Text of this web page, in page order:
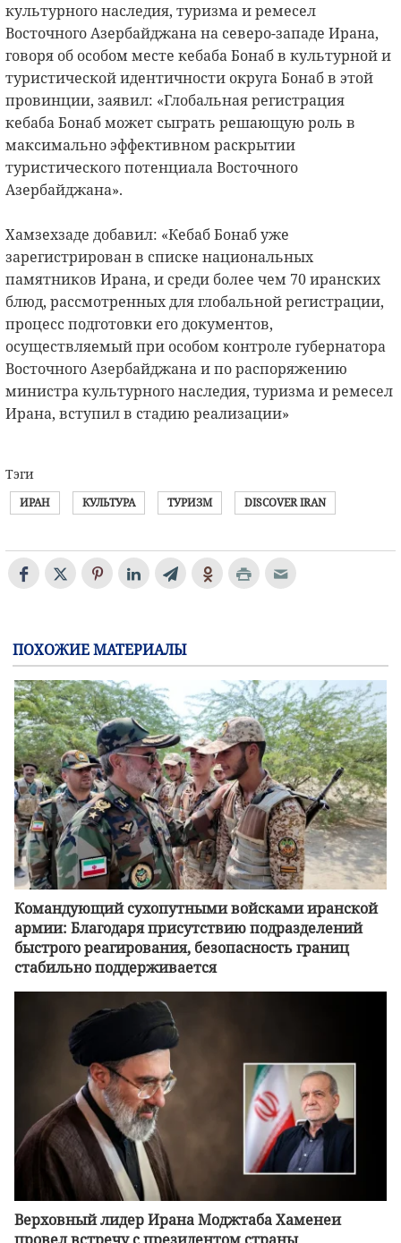
культурного наследия, туризма и ремесел
Восточного Азербайджана на северо-западе Ирана,
говоря об особом месте кебаба Бонаб в культурной и
туристической идентичности округа Бонаб в этой
провинции, заявил: «Глобальная регистрация
кебаба Бонаб может сыграть решающую роль в
максимально эффективном раскрытии
туристического потенциала Восточного
Азербайджана».
Хамзехзаде добавил: «Кебаб Бонаб уже
зарегистрирован в списке национальных
памятников Ирана, и среди более чем 70 иранских
блюд, рассмотренных для глобальной регистрации,
процесс подготовки его документов,
осуществляемый при особом контроле губернатора
Восточного Азербайджана и по распоряжению
министра культурного наследия, туризма и ремесел
Ирана, вступил в стадию реализации»
Тэги
ИРАН КУЛЬТУРА ТУРИЗМ DISCOVER IRAN
ПОХОЖИЕ МАТЕРИАЛЫ
Командующий сухопутными войсками иранской
армии: Благодаря присутствию подразделений
быстрого реагирования, безопасность границ
стабильно поддерживается
Верховный лидер Ирана Моджтаба Хаменеи
провел встречу с президентом страны